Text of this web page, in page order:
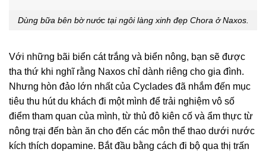
Dùng bữa bên bờ nước tại ngôi làng xinh đẹp Chora ở Naxos.
Với những bãi biển cát trắng và biển nông, bạn sẽ được
tha thứ khi nghĩ rằng Naxos chỉ dành riêng cho gia đình.
Nhưng hòn đảo lớn nhất của Cyclades đã nhắm đến mục
tiêu thu hút du khách đi một mình để trải nghiệm vô số
điểm tham quan của mình, từ thủ đô kiên cố và ẩm thực từ
nông trại đến bàn ăn cho đến các môn thể thao dưới nước
kích thích dopamine. Bắt đầu bằng cách đi bộ qua thị trấn